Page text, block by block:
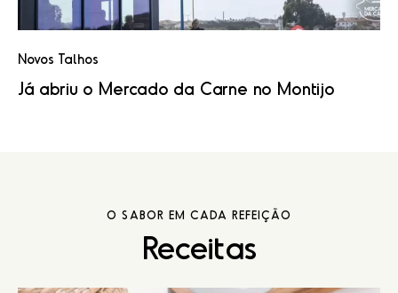
Novos Talhos
Já abriu o Mercado da Carne no Montijo
O SABOR EM CADA REFEIÇÃO
Receitas